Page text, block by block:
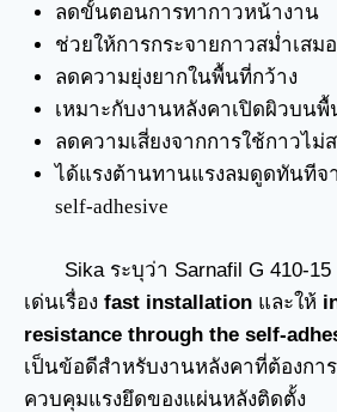
ลดขั้นตอนการทากาวหน้างาน
ช่วยให้การกระจายกาวสม่ำเสม
ลดความยุ่งยากในพื้นที่กว้าง
เหมาะกับงานหลังคาเปิดผิวบนพื้
ลดความเสี่ยงจากการใช้กาวไม่
ได้แรงต้านทานแรงลมดูดทันทีจ
self-adhesive
Sika ระบุว่า Sarnafil G 410-
เด่นเรื่อง fast installation และให้
resistance through the self-
เป็นข้อดีสำหรับงานหลังคาที่ต้องกา
ควบคุมแรงยึดของแผ่นหลังติดตั้ง